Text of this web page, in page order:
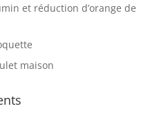
et réduction d’orange de
maison